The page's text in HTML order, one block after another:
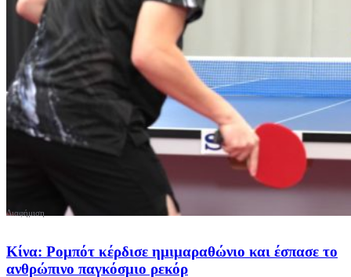
Κίνα: Ρομπότ κέρδισε ημιμαραθώνιο και έσπασε το
ανθρώπινο παγκόσμιο ρεκόρ